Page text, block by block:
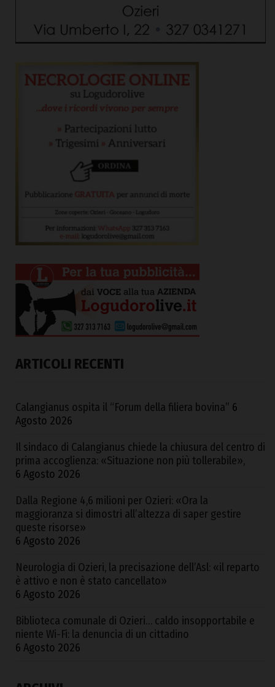
ARTICOLI RECENTI
Calangianus ospita il “Forum della filiera bovina” 6
Agosto 2026
Il sindaco di Calangianus chiede la chiusura del centro di
prima accoglienza: «Situazione non più tollerabile»,
6 Agosto 2026
Dalla Regione 4,6 milioni per Ozieri: «Ora la
maggioranza si dimostri all’altezza di saper gestire
queste risorse»
6 Agosto 2026
Neurologia di Ozieri, la precisazione dell’Asl: «il reparto
è attivo e non è stato cancellato»
6 Agosto 2026
Biblioteca comunale di Ozieri… caldo insopportabile e
niente Wi-Fi: la denuncia di un cittadino
6 Agosto 2026